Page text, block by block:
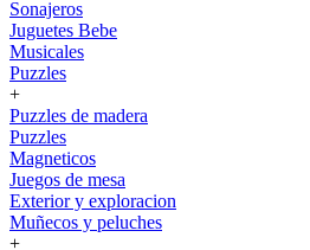
Sonajeros
Juguetes Bebe
Musicales
Puzzles
+
Puzzles de madera
Puzzles
Magneticos
Juegos de mesa
Exterior y exploracion
Muñecos y peluches
+